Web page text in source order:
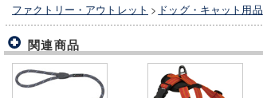
ファクトリー・アウトレット > ドッグ・キャット用品
関連商品